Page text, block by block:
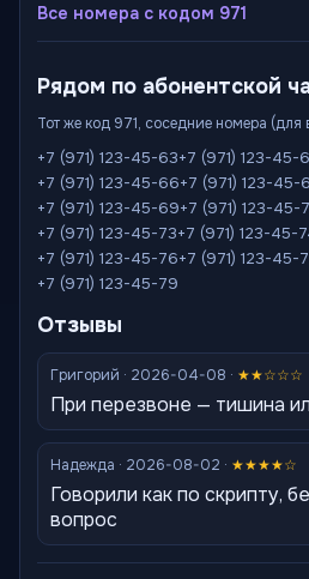
Все номера с кодом 971
Рядом по абонентской
Тот же код 971, соседние номера (для
+7 (971) 123-45-63+7 (971) 123-45-
+7 (971) 123-45-66+7 (971) 123-45-
+7 (971) 123-45-69+7 (971) 123-45-
+7 (971) 123-45-73+7 (971) 123-45-
+7 (971) 123-45-76+7 (971) 123-45-
+7 (971) 123-45-79
Отзывы
Григорий · 2026-04-08 · ★★☆☆☆
При перезвоне — тишина
Надежда · 2026-08-02 · ★★★★☆
Говорили как по скрипту,
вопрос